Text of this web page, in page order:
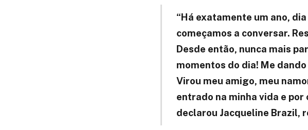
“Há exatamente um ano,
começamos a conversar.
Desde então, nunca mais
momentos do dia! Me
Virou meu amigo, meu
entrado na minha vida e por
declarou Jacqueline Brazil,